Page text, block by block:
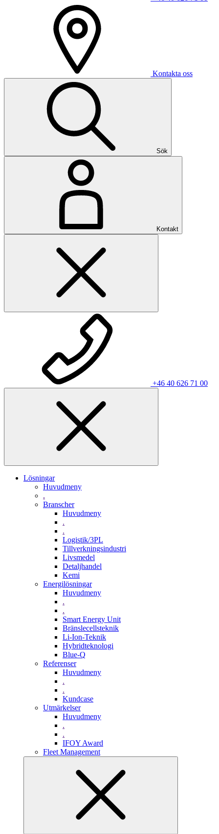
Kontakta oss
Sök
Kontakt
+46 40 626 71 00
Lösningar
Huvudmeny
.
Branscher
Huvudmeny
.
.
Logistik/3PL
Tillverkningsindustri
Livsmedel
Detaljhandel
Kemi
Energilösningar
Huvudmeny
.
.
Smart Energy Unit
Bränslecellsteknik
Li-Ion-Teknik
Hybridteknologi
Blue-Q
Referenser
Huvudmeny
.
.
Kundcase
Utmärkelser
Huvudmeny
.
.
IFOY Award
Fleet Management